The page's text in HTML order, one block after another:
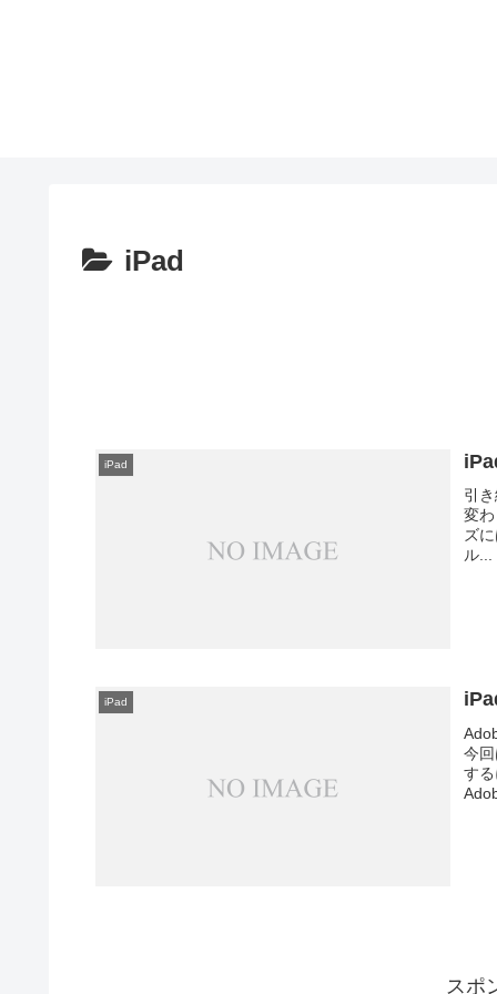
iPad
iPad
引
変
ズ
ル...
iPad
今
す
スポ